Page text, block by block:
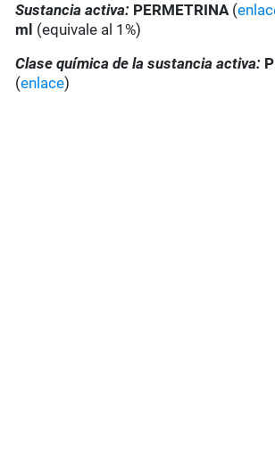
Sustancia activa: PERMETRINA (
ml (equivale al 1%)
Clase química de la sustancia activa:
(enlace)